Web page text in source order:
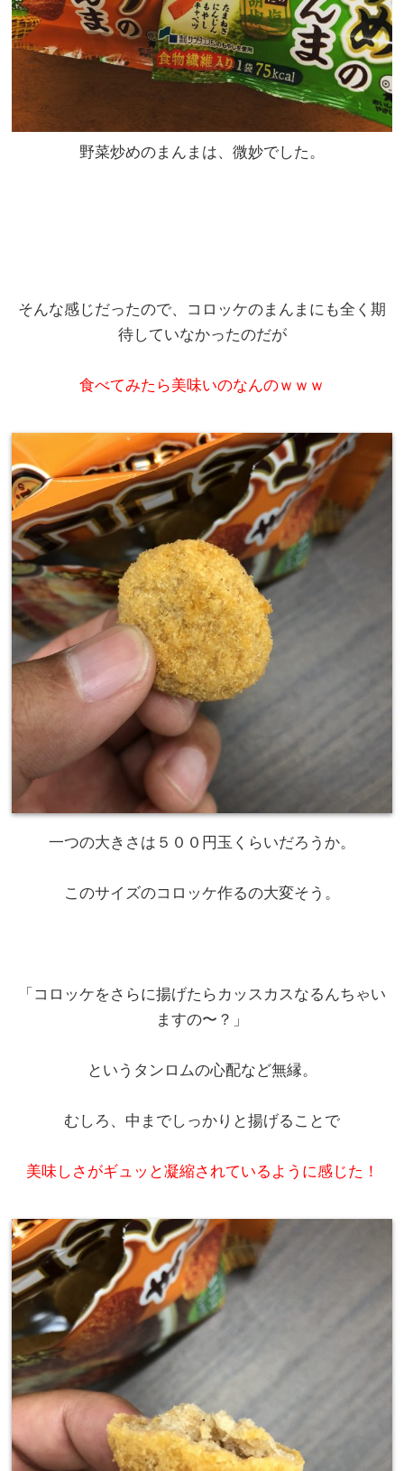
野菜炒めのまんまは、微妙でした。
そんな感じだったので、コロッケのまんまにも全く期
待していなかったのだが
食べてみたら美味いのなんのｗｗｗ
一つの大きさは５００円玉くらいだろうか。
このサイズのコロッケ作るの大変そう。
「コロッケをさらに揚げたらカッスカスなるんちゃい
ますの〜？」
というタンロムの心配など無縁。
むしろ、中までしっかりと揚げることで
美味しさがギュッと凝縮されているように感じた！